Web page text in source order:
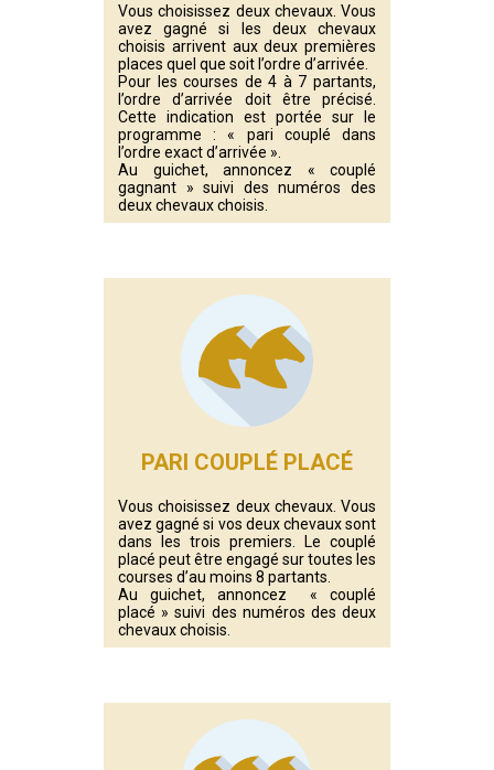
Vous choisissez deux chevaux. Vous
avez gagné si les deux chevaux
choisis arrivent aux deux premières
places quel que soit l’ordre d’arrivée.
Pour les courses de 4 à 7 partants,
l’ordre d’arrivée doit être précisé.
Cette indication est portée sur le
programme : « pari couplé dans
l’ordre exact d’arrivée ».
Au guichet, annoncez « couplé
gagnant » suivi des numéros des
deux chevaux choisis.
PARI COUPLÉ PLACÉ
Vous choisissez deux chevaux. Vous
avez gagné si vos deux chevaux sont
dans les trois premiers. Le couplé
placé peut être engagé sur toutes les
courses d’au moins 8 partants.
Au guichet, annoncez « couplé
placé » suivi des numéros des deux
chevaux choisis.